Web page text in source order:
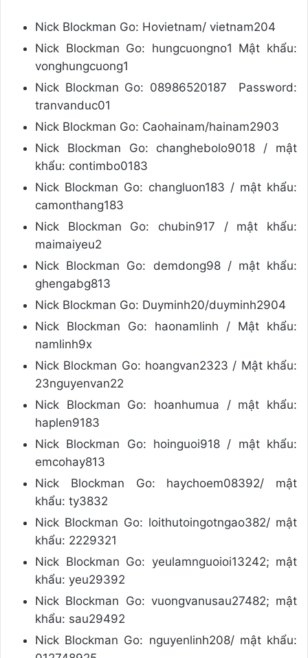
Nick Blockman Go: Hovietnam/ vietnam204
Nick Blockman Go: hungcuongno1 Mật khẩu:
vonghungcuong1
Nick Blockman Go: 08986520187 Password:
tranvanduc01
Nick Blockman Go: Caohainam/hainam2903
Nick Blockman Go: changhebolo9018 / mật
khẩu: contimbo0183
Nick Blockman Go: changluon183 / mật khẩu:
camonthang183
Nick Blockman Go: chubin917 / mật khẩu:
maimaiyeu2
Nick Blockman Go: demdong98 / mật khẩu:
ghengabg813
Nick Blockman Go: Duyminh20/duyminh2904
Nick Blockman Go: haonamlinh / Mật khẩu:
namlinh9x
Nick Blockman Go: hoangvan2323 / Mật khẩu:
23nguyenvan22
Nick Blockman Go: hoanhumua / mật khẩu:
haplen9183
Nick Blockman Go: hoinguoi918 / mật khẩu:
emcohay813
Nick Blockman Go: haychoem08392/ mật
khẩu: ty3832
Nick Blockman Go: loithutoingotngao382/ mật
khẩu: 2229321
Nick Blockman Go: yeulamnguoioi13242; mật
khẩu: yeu29392
Nick Blockman Go: vuongvanusau27482; mật
khẩu: sau29492
Nick Blockman Go: nguyenlinh208/ mật khẩu: